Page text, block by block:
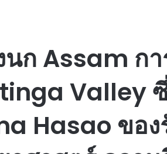
ก Assam ก
Valley
Hasao ขอ